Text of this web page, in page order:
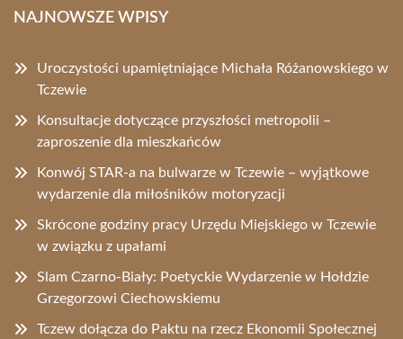
NAJNOWSZE WPISY
Uroczystości upamiętniające Michała Różanowskiego w
Tczewie
Konsultacje dotyczące przyszłości metropolii –
zaproszenie dla mieszkańców
Konwój STAR-a na bulwarze w Tczewie – wyjątkowe
wydarzenie dla miłośników motoryzacji
Skrócone godziny pracy Urzędu Miejskiego w Tczewie
w związku z upałami
Slam Czarno-Biały: Poetyckie Wydarzenie w Hołdzie
Grzegorzowi Ciechowskiemu
Tczew dołącza do Paktu na rzecz Ekonomii Społecznej